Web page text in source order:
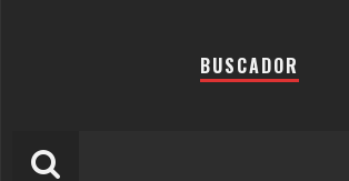
BUSCADOR